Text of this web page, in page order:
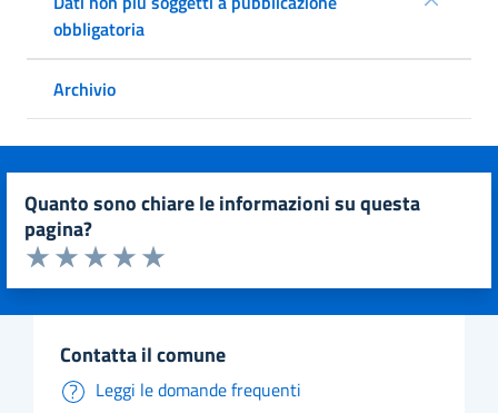
obbligatoria
Archivio
quanto sono chiare le informazioni su questa
pagina?
Valuta da 1 a 5 stelle la pagina
Valuta 5 stelle su 5
Valuta 4 stelle su 5
Valuta 3 stelle su 5
Valuta 2 stelle su 5
Valuta 1 stelle su 5
contatta il comune
Leggi le domande frequenti